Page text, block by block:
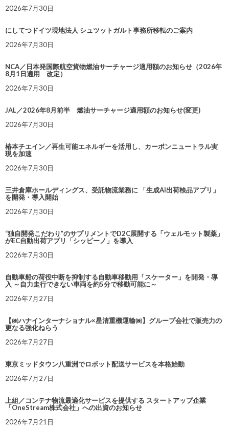
2026年7月30日
にしてつドイツ現地法人 シュツットガルト事務所移転のご案内
2026年7月30日
NCA／日本発国際航空貨物燃油サーチャージ適用額のお知らせ（2026年
8月1日適用 改定）
2026年7月30日
JAL／2026年8月前半 燃油サーチャージ適用額のお知らせ(変更)
2026年7月30日
椿本チエイン／再生可能エネルギーを活用し、カーボンニュートラル実
現を加速
2026年7月30日
三井倉庫ホールディングス、受託物流業務に 「生成AI出荷検品アプリ」
を開発・導入開始
2026年7月30日
“独自開発こだわり”のサプリメントでD2C展開する「ウェルモット製薬」
がEC自動出荷アプリ「シッピーノ」を導入
2026年7月30日
自動車船の荷役中断を抑制する自動車移動用「スケーター」を開発・導
入 ～自力走行できない車両を約5分で移動可能に～
2026年7月27日
【㈱ハナインターナショナル×星清重機運輸㈱】グループ会社で販売力の
更なる強化ねらう
2026年7月27日
東京ミッドタウン八重洲でロボット配送サービスを本格始動
2026年7月27日
上組／コンテナ物流最適化サービスを提供する スタートアップ企業
「OneStream株式会社」への出資のお知らせ
2026年7月21日